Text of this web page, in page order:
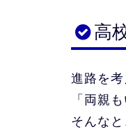
高
進路を
「両親
そんな